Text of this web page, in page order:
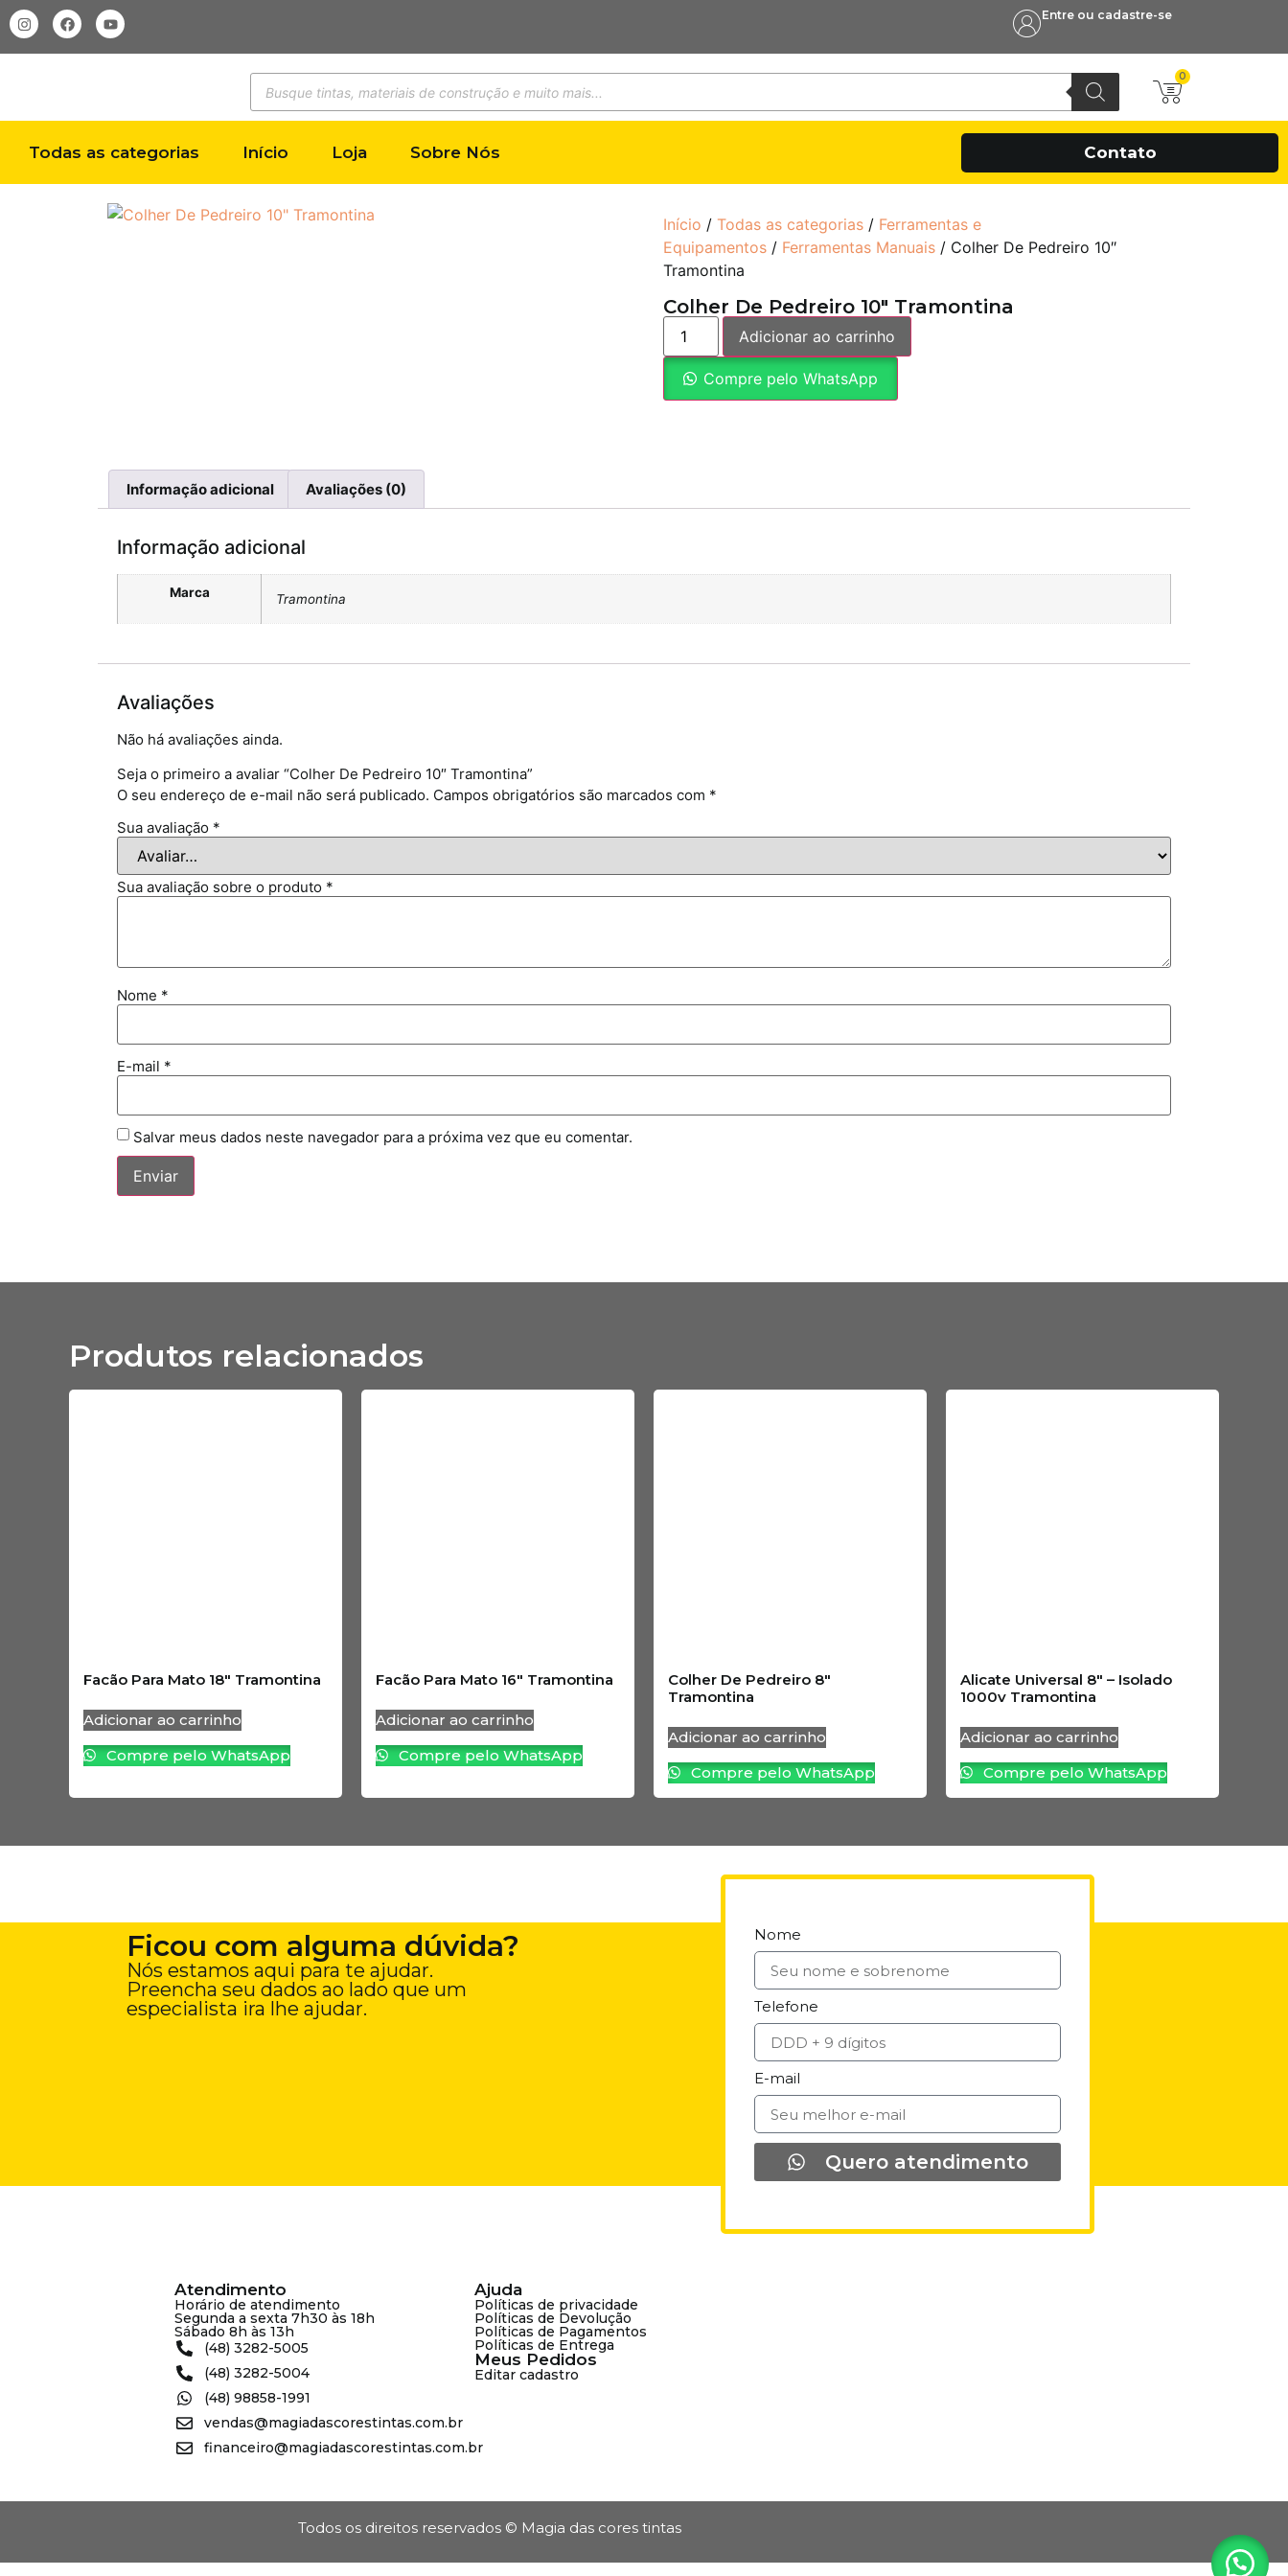
Entre ou cadastre-se
0
Todas as categorias Início Loja Sobre Nós Contato
Início / Todas as categorias / Ferramentas e
Equipamentos / Ferramentas Manuais / Colher De Pedreiro 10″
Tramontina
Colher De Pedreiro 10″ Tramontina
Adicionar ao carrinho
Compre pelo WhatsApp
Informação adicional Avaliações (0)
Informação adicional
Marca Tramontina
Avaliações
Não há avaliações ainda.
Seja o primeiro a avaliar “Colher De Pedreiro 10″ Tramontina”
O seu endereço de e-mail não será publicado. Campos obrigatórios são marcados com *
Sua avaliação *
Sua avaliação sobre o produto *
Nome *
E-mail *
Salvar meus dados neste navegador para a próxima vez que eu comentar.
Produtos relacionados
Facão Para Mato 18″ Tramontina
Adicionar ao carrinho
Compre pelo WhatsApp
Facão Para Mato 16″ Tramontina
Adicionar ao carrinho
Compre pelo WhatsApp
Colher De Pedreiro 8″
Tramontina
Adicionar ao carrinho
Compre pelo WhatsApp
Alicate Universal 8″ – Isolado
1000v Tramontina
Adicionar ao carrinho
Compre pelo WhatsApp
Ficou com alguma dúvida?
Nós estamos aqui para te ajudar.
Preencha seu dados ao lado que um
especialista ira lhe ajudar.
Nome
Telefone
E-mail
Quero atendimento
Atendimento
Horário de atendimento
Segunda a sexta 7h30 às 18h
Sábado 8h às 13h
(48) 3282-5005
(48) 3282-5004
(48) 98858-1991
vendas@magiadascorestintas.com.br
financeiro@magiadascorestintas.com.br
Ajuda
Políticas de privacidade
Políticas de Devolução
Políticas de Pagamentos
Políticas de Entrega
Meus Pedidos
Editar cadastro
Todos os direitos reservados © Magia das cores tintas